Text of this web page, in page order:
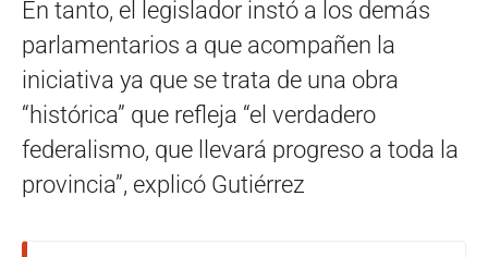
En tanto, el legislador instó a los demás
parlamentarios a que acompañen la
iniciativa ya que se trata de una obra
“histórica” que refleja “el verdadero
federalismo, que llevará progreso a toda la
provincia”, explicó Gutiérrez